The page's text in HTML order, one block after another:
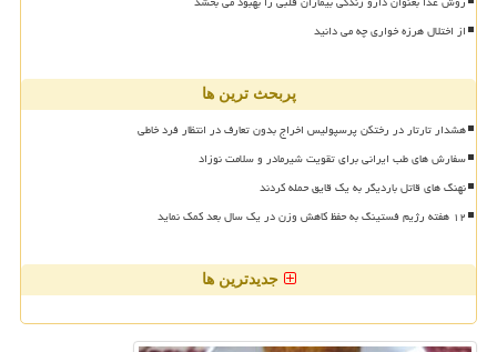
از اختلال هرزه خواری چه می دانید
پربحث ترین ها
هشدار تارتار در رختکن پرسپولیس اخراج بدون تعارف در انتظار فرد خاطی
سفارش های طب ایرانی برای تقویت شیرمادر و سلامت نوزاد
نهنگ های قاتل باردیگر به یک قایق حمله کردند
۱۲ هفته رژیم فستینگ به حفظ کاهش وزن در یک سال بعد کمک نماید
جدیدترین ها